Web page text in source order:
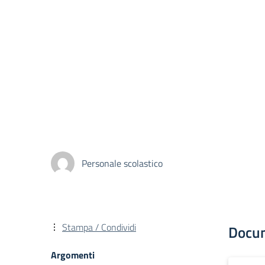
Personale scolastico
Stampa / Condividi
Argomenti